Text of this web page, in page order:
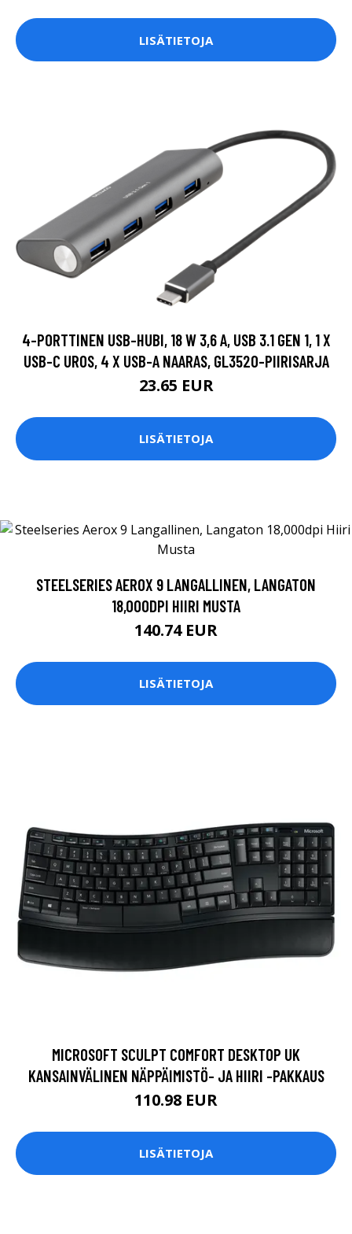
LISÄTIETOJA
4-PORTTINEN USB-HUBI, 18 W 3,6 A, USB 3.1 GEN 1, 1 X
USB-C UROS, 4 X USB-A NAARAS, GL3520-PIIRISARJA
23.65 EUR
LISÄTIETOJA
STEELSERIES AEROX 9 LANGALLINEN, LANGATON
18,000DPI HIIRI MUSTA
140.74 EUR
LISÄTIETOJA
MICROSOFT SCULPT COMFORT DESKTOP UK
KANSAINVÄLINEN NÄPPÄIMISTÖ- JA HIIRI -PAKKAUS
110.98 EUR
LISÄTIETOJA